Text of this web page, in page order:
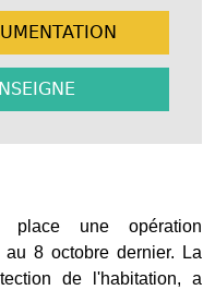
une opération
8 octobre dernier. La
de l'habitation, a